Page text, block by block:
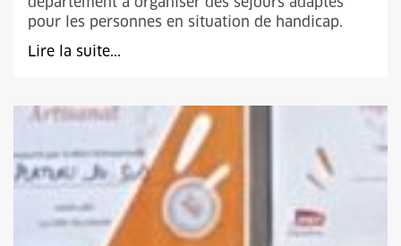
pour les personnes en situation de handicap.
Lire la suite...